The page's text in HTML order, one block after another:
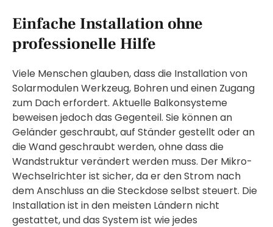
Einfache Installation ohne
professionelle Hilfe
Viele Menschen glauben, dass die Installation von
Solarmodulen Werkzeug, Bohren und einen Zugang
zum Dach erfordert. Aktuelle Balkonsysteme
beweisen jedoch das Gegenteil. Sie können an
Geländer geschraubt, auf Ständer gestellt oder an
die Wand geschraubt werden, ohne dass die
Wandstruktur verändert werden muss. Der Mikro-
Wechselrichter ist sicher, da er den Strom nach
dem Anschluss an die Steckdose selbst steuert. Die
Installation ist in den meisten Ländern nicht
gestattet, und das System ist wie jedes